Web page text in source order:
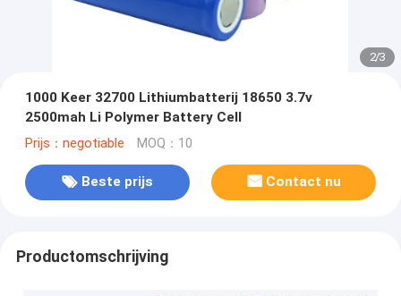
2/3
1000 Keer 32700 Lithiumbatterij 18650 3.7v
2500mah Li Polymer Battery Cell
Prijs：negotiable MOQ：10
Beste prijs Contact nu
Productomschrijving